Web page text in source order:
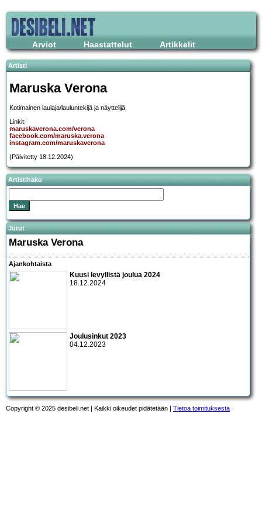
Arviot Haastattelut Artikkelit
Artisti
Maruska Verona
Kotimainen laulaja/lauluntekijä ja näyttelijä.
Linkit:
maruskaverona.com/verona
facebook.com/maruska.verona
instagram.com/maruskaverona
(Päivitetty 18.12.2024)
Artistihaku
Jutut
Maruska Verona
Ajankohtaista
Kuusi levyllistä joulua 2024
18.12.2024
Joulusinkut 2023
04.12.2023
Copyright © 2025 desibeli.net | Kaikki oikeudet pidätetään | Tietoa toimituksesta